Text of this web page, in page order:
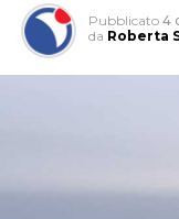
Pubblicato 4
da Roberta